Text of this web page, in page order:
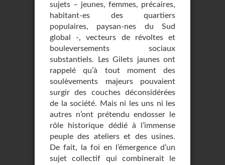
sujets – jeunes, femmes, précaires,
habitant-es des quartiers
populaires, paysan-nes du Sud
global -, vecteurs de révoltes et
bouleversements sociaux
substantiels. Les Gilets jaunes ont
rappelé qu’à tout moment des
soulèvements majeurs pouvaient
surgir des couches déconsidérées
de la société. Mais ni les uns ni les
autres n’ont prétendu endosser le
rôle historique dédié à l’immense
peuple des ateliers et des usines.
De fait, la foi en l’émergence d’un
sujet collectif qui combinerait le